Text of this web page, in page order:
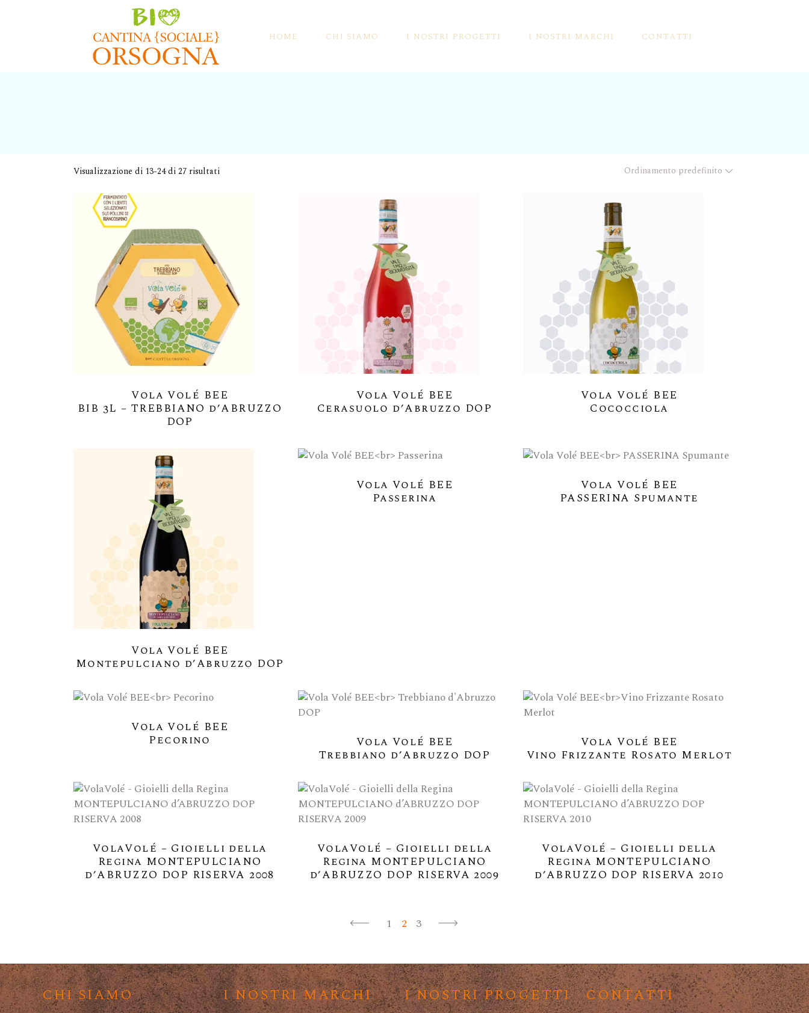
HOME CHI SIAMO
Prodotti Storici
Appuntamenti
Rassegna Stampa
Dicono Di Noi
I NOSTRI PROGETTI
I Lieviti Selezionati Dai Frutti Mbriachelli
Il Seme Di Sulla Attiva La Vita
Pé Nin Perde La Sumente
Dal Filo D’erba Al Filo Di Lana
Impresa Amica Delle Donne
Le Etichette Vola Volé – Le Api Amiche Della Biodiversità
Le Etichette Facilmente Separabili Dalle Bottiglie
I NOSTRI MARCHI CONTATTI
Visualizzazione di 13-24 di 27 risultati Ordinamento predefinito
Vola Volé BEE
BIB 3L – TREBBIANO d’ABRUZZO
DOP
Vola Volé BEE
Cerasuolo d’Abruzzo DOP
Vola Volé BEE
Cococciola
Vola Volé BEE
Montepulciano d’Abruzzo DOP
Vola Volé BEE
Passerina
Vola Volé BEE
PASSERINA Spumante
Vola Volé BEE
Pecorino
Vola Volé BEE
Trebbiano d’Abruzzo DOP
Vola Volé BEE
Vino Frizzante Rosato Merlot
VolaVolé – Gioielli della
Regina MONTEPULCIANO
d’ABRUZZO DOP RISERVA 2008
VolaVolé – Gioielli della
Regina MONTEPULCIANO
d’ABRUZZO DOP RISERVA 2009
VolaVolé – Gioielli della
Regina MONTEPULCIANO
d’ABRUZZO DOP RISERVA 2010
1 2 3
CHI SIAMO I NOSTRI MARCHI I NOSTRI PROGETTI CONTATTI